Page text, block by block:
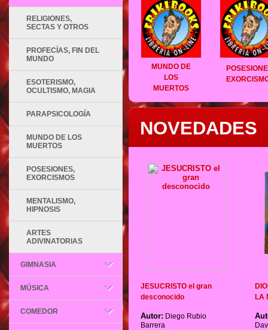
RELIGIONES,
SECTAS Y OTROS
PROFECÍAS, FIN DEL
MUNDO
ESOTERISMO,
OCULTISMO, MAGIA
PARAPSICOLOGÍA
MUNDO DE LOS
MUERTOS
POSESIONES,
EXORCISMOS
MENTALISMO,
HIPNOSIS
ARTES
ADIVINATORIAS
GIMNASIA
MÚSICA
COMEDOR
MUNDO DE
LOS
MUERTOS
NOVEDADES
JESUCRISTO el gran
desconocido
Autor: Diego Rubio
Barrera
LA